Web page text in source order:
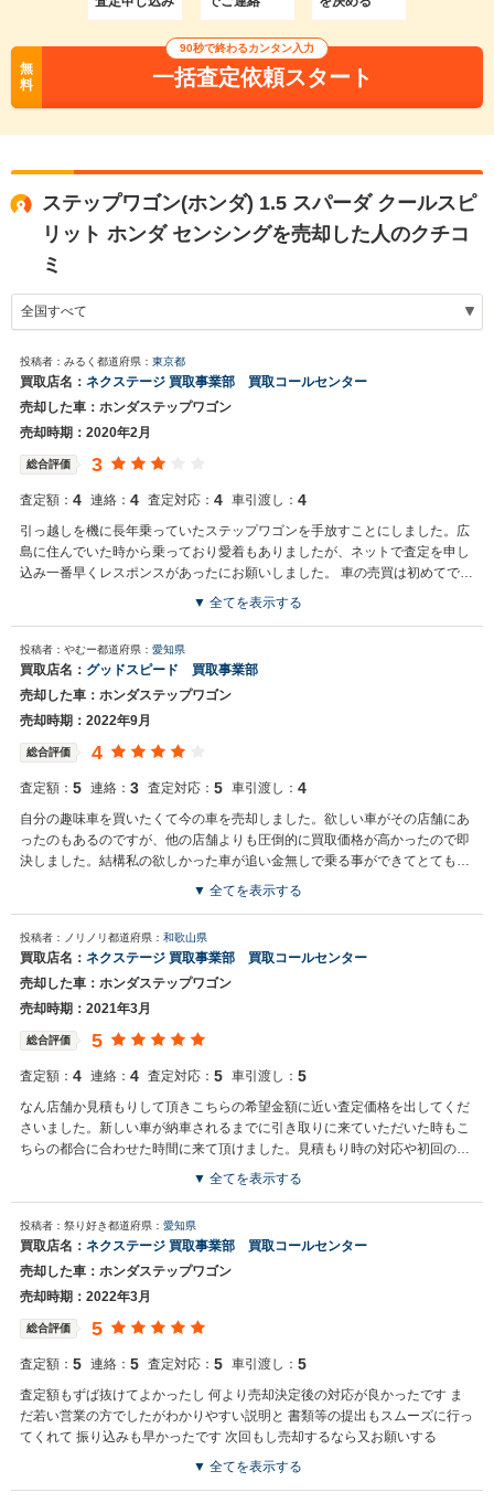
無
料
90秒で終わるカンタン入力
一括査定依頼スタート
ステップワゴン(ホンダ) 1.5 スパーダ クールスピ
リット ホンダ センシングを売却した人のクチコ
ミ
投稿者：みるく 都道府県： 東京都
買取店名： ネクステージ 買取事業部 買取コールセンター
売却した車：ホンダステップワゴン
売却時期：2020年2月
総合評価 3
査定額： 4 連絡： 4 査定対応： 4 車引渡し： 4
引っ越しを機に長年乗っていたステップワゴンを手放すことにしました。広
島に住んでいた時から乗っており愛着もありましたが、ネットで査定を申し
込み一番早くレスポンスがあったにお願いしました。 車の売買は初めてで、
分からないことも多かったですが、提示金額も満足いくものでしたのでその
ままその会社に買取をお願いしました。 色々丁寧に教えていただきありがと
買取店からの返信
お世話になっております。 株式会社ネクステージでございます。 この
度はネクステージをご利用いただきまして誠にありがとうございまし
た。 弊社ではステップワゴンのようなミニバンの専門店を展開してい
る関係もあり、大変得意な車種となっております。ミニバンの他にも
機会がございましたら是非お力添えできれば幸いでございます。 今後
とも宜しくお願い申し上げます。
▼ 全てを表示する
投稿者：やむー都道府県： 愛知県
買取店名： グッドスピード 買取事業部
売却した車：ホンダステップワゴン
売却時期：2022年9月
総合評価 4
査定額： 5 連絡： 3 査定対応： 5 車引渡し： 4
自分の趣味車を買いたくて今の車を売却しました。欲しい車がその店舗にあ
ったのもあるのですが、他の店舗よりも圧倒的に買取価格が高かったので即
決しました。結構私の欲しかった車が追い金無しで乗る事ができてとても満
▼ 全てを表示する
投稿者：ノリノリ都道府県： 和歌山県
買取店名： ネクステージ 買取事業部 買取コールセンター
売却した車：ホンダステップワゴン
売却時期：2021年3月
総合評価 5
査定額： 4 連絡： 4 査定対応： 5 車引渡し： 5
なん店舗か見積もりして頂きこちらの希望金額に近い査定価格を出してくだ
さいました。新しい車が納車されるまでに引き取りに来ていただいた時もこ
ちらの都合に合わせた時間に来て頂けました。見積もり時の対応や初回の見
積もり金額も他の業者さんより良かったので交渉しやすかったです。
買取店からの返信
お世話になっております。 株式会社ネクステージでございます。 この
度はネクステージをご利用いただきまして誠にありがとうございまし
た。 弊社ではステップワゴンのようなミニバンの専門店を展開してい
る関係もあり、大変得意な車種となっております。ミニバンの他にも
機会がございましたら是非お力添えできれば幸いでございます。 今後
とも宜しくお願い申し上げます。
▼ 全てを表示する
投稿者：祭り好き都道府県： 愛知県
買取店名： ネクステージ 買取事業部 買取コールセンター
売却した車：ホンダステップワゴン
売却時期：2022年3月
総合評価 5
査定額： 5 連絡： 5 査定対応： 5 車引渡し： 5
査定額もずば抜けてよかったし 何より売却決定後の対応が良かったです ま
だ若い営業の方でしたがわかりやすい説明と 書類等の提出もスムーズに行っ
てくれて 振り込みも早かったです 次回もし売却するなら又お願いする
買取店からの返信
▼ 全てを表示する